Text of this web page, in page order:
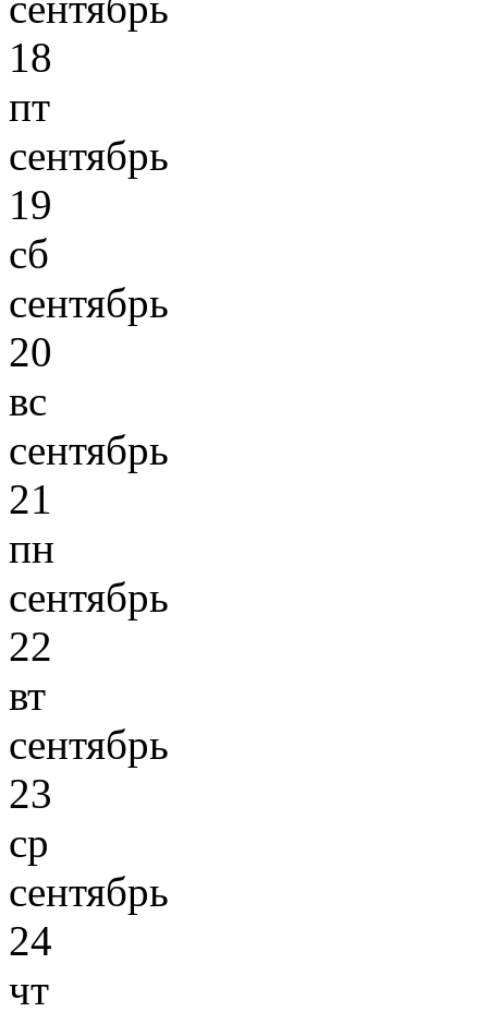
18
пт
сентябрь
19
сб
сентябрь
20
вс
сентябрь
21
пн
сентябрь
22
вт
сентябрь
23
ср
сентябрь
24
чт